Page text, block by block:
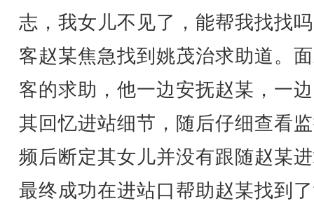
志，我女儿不见了，能帮我找找
客赵某焦急找到姚茂治求助道。
客的求助，他一边安抚赵某，一
其回忆进站细节，随后仔细查看
频后断定其女儿并没有跟随赵某
最终成功在进站口帮助赵某找到